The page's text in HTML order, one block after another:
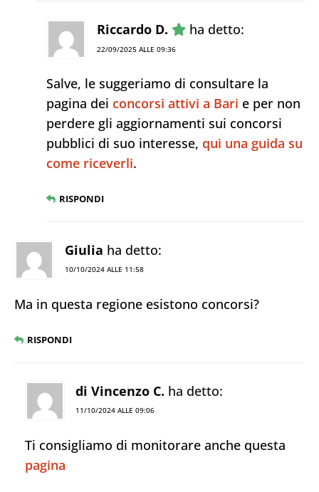
Riccardo D. ha detto:
22/09/2025 ALLE 09:36
Salve, le suggeriamo di consultare la
pagina dei concorsi attivi a Bari e per non
perdere gli aggiornamenti sui concorsi
pubblici di suo interesse, qui una guida su
come riceverli.
RISPONDI
Giulia ha detto:
10/10/2024 ALLE 11:58
Ma in questa regione esistono concorsi?
RISPONDI
di Vincenzo C. ha detto:
11/10/2024 ALLE 09:06
Ti consigliamo di monitorare anche questa
pagina